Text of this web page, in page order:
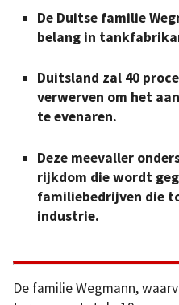
De Duitse familie
belang in
Duitsland zal 40
verwerven om het
te evenaren.
Deze meevaller
rijkdom die wordt
familiebedrijven die
industrie.
De familie Wegmann,